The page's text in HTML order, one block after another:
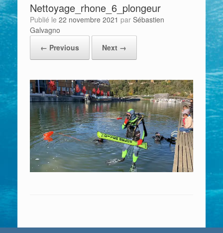
Nettoyage_rhone_6_plongeur
Publié le 22 novembre 2021 par Sébastien
Galvagno
← Previous
Next →